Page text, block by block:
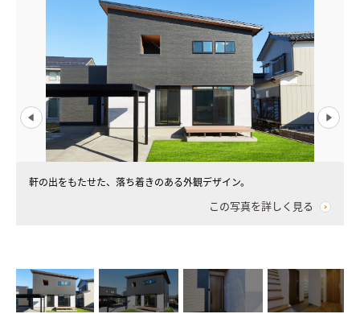
軒の出をもたせた、落ち着きのある外観デザイン。
この写真を詳しく見る